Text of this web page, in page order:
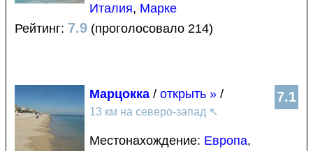
Италия, Марке
Рейтинг: 7.9 (проголосовало 214)
7.1
Марцокка / открыть » /
13 км на северо-запад ↖
Местонахождение: Европа,